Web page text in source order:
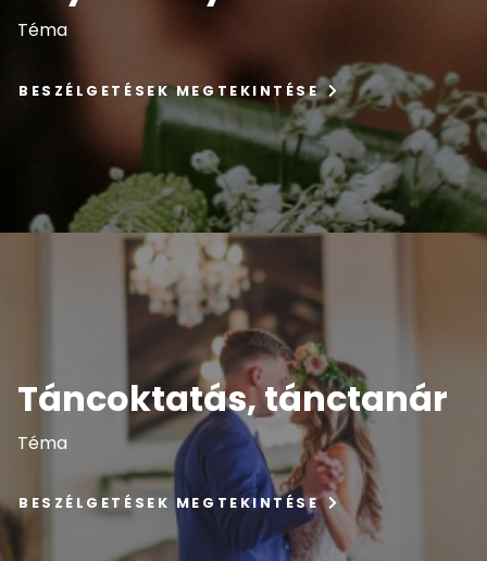
Téma
BESZÉLGETÉSEK MEGTEKINTÉSE
Táncoktatás, tánctanár
Téma
BESZÉLGETÉSEK MEGTEKINTÉSE